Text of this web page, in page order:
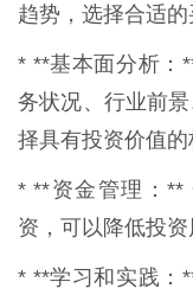
趋势，选择合适的
* **基本面分析：
务状况、行业前
择具有投资价值的
* **资金管理：**
资，可以降低投资
* **学习和实践：